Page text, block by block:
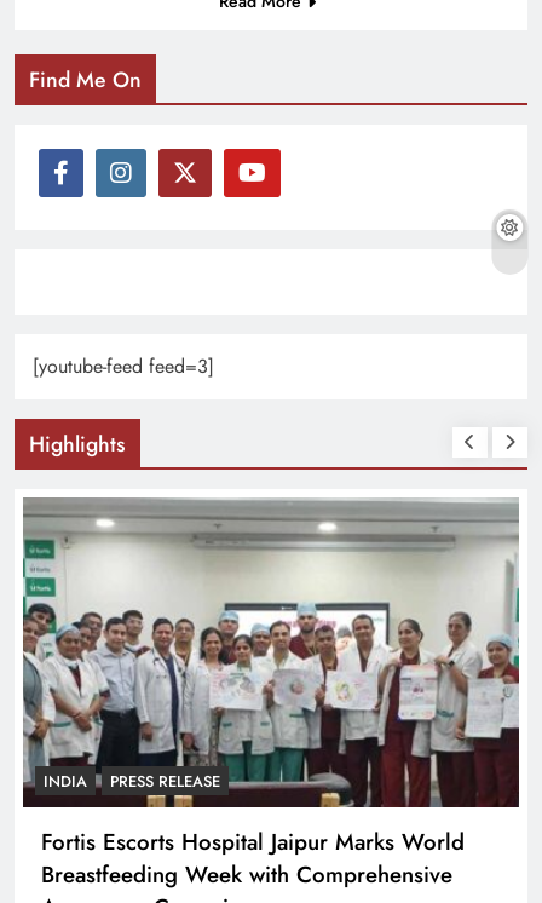
Find Me On
[youtube-feed feed=3]
Highlights
INDIA PRESS RELEASE
Fortis Escorts Hospital Jaipur Marks World
Breastfeeding Week with Comprehensive